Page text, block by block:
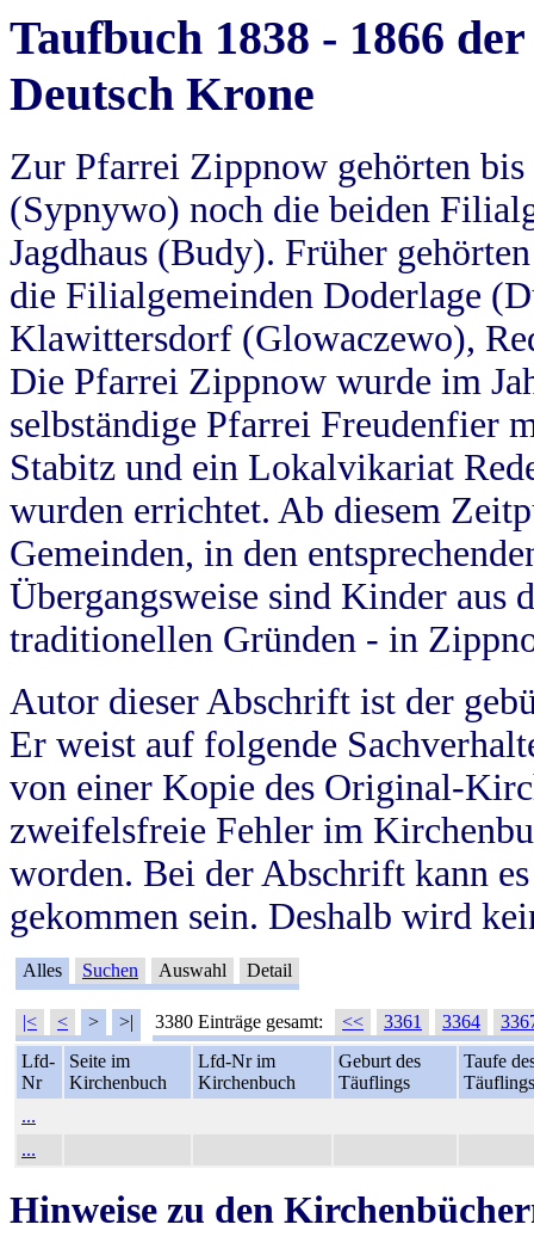
Taufbuch 1838 - 1866
Deutsch Krone
Zur Pfarrei Zippnow gehörten
(Sypnywo) noch die beiden
Jagdhaus (Budy). Früher
die Filialgemeinden Doderlage
Klawittersdorf (Glowaczewo),
Die Pfarrei Zippnow wurde im
selbständige Pfarrei Freudenfier
Stabitz und ein Lokalvikariat
wurden errichtet. Ab diesem
Gemeinden, in den
Übergangsweise sind Kinder aus
traditionellen Gründen - in
Autor dieser Abschrift ist der
Er weist auf folgende
von einer Kopie des Original-
zweifelsfreie Fehler im
worden. Bei der Abschrift kann
gekommen sein. Deshalb wird
Alles Suchen Auswahl Detail
|< < > >| 3380 Einträge gesamt: << 3361 3364
Lfd-
Nr
Seite im
Kirchenbuch
Lfd-Nr im
Kirchenbuch
Geburt des
Täuflings
Taufe
Täuflings
...
...
Hinweise zu den